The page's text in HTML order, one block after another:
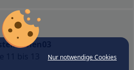
Nur notwendige Cookies
Wien03
11 bis 13